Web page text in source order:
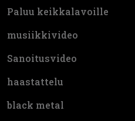
Paluu keikkalavoille
musiikkivideo
Sanoitusvideo
haastattelu
black metal